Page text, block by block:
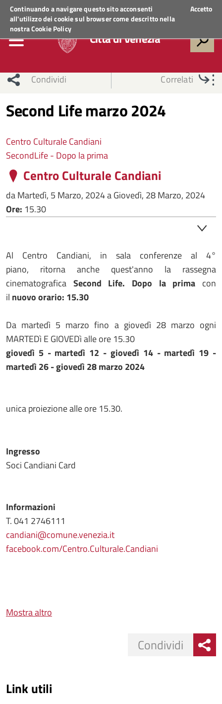
Continuando a navigare questo sito acconsenti
all'utilizzo dei cookie sul browser come descritto nella
nostraCookie Policy
Accetto
Regione VenetoACCEDI AI SERVIZI
Città di Venezia
Condividi Correlati
Second Life marzo 2024
Centro Culturale Candiani
SecondLife - Dopo la prima
Centro Culturale Candiani
daMartedì, 5 Marzo, 2024aGiovedì, 28 Marzo, 2024
Ore: 15.30
Al Centro Candiani, in sala conferenze al 4°
piano, ritorna anche quest'anno la rassegna
cinematografica Second Life. Dopo la prima con
il nuovo orario: 15.30
Da martedì 5 marzo fino a giovedì 28 marzo ogni
MARTEDì E GIOVEDì alle ore 15.30
giovedì 5 - martedì 12 - giovedì 14 - martedì 19 -
martedì 26 - giovedì 28 marzo 2024
unica proiezione alle ore 15.30.
Ingresso
Soci Candiani Card
Informazioni
T. 041 2746111
candiani@comune.venezia.it
facebook.com/Centro.Culturale.Candiani
Mostra altro
Condividi
Link utili